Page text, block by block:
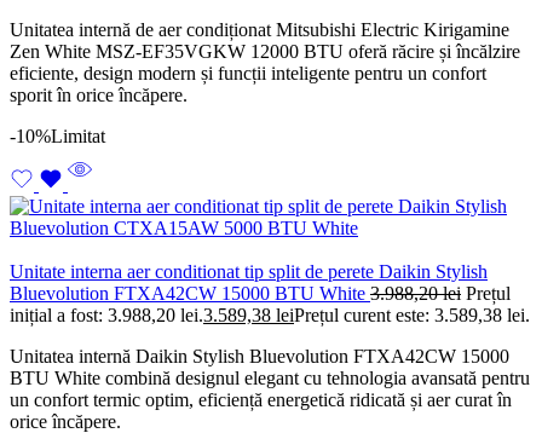
Unitatea internă de aer condiționat Mitsubishi Electric Kirigamine
Zen White MSZ-EF35VGKW 12000 BTU oferă răcire și încălzire
eficiente, design modern și funcții inteligente pentru un confort
sporit în orice încăpere.
-10%Limitat
Unitate interna aer conditionat tip split de perete Daikin Stylish
Bluevolution FTXA42CW 15000 BTU White 3.988,20lei Prețul
inițial a fost: 3.988,20 lei.3.589,38 leiPrețul curent este: 3.589,38 lei.
Unitatea internă Daikin Stylish Bluevolution FTXA42CW 15000
BTU White combină designul elegant cu tehnologia avansată pentru
un confort termic optim, eficiență energetică ridicată și aer curat în
orice încăpere.